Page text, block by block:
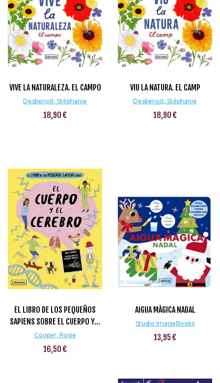
VIVE LA NATURALEZA. EL CAMPO
Desbenoit, Stéphanie
18,90 €
VIU LA NATURA. EL CAMP
Desbenoit, Stéphanie
18,90 €
EL LIBRO DE LOS PEQUEÑOS
SAPIENS SOBRE EL CUERPO Y...
Cooper, Rosie
16,50 €
AIGUA MÀGICA NADAL
Studio ImageBooks
13,95 €